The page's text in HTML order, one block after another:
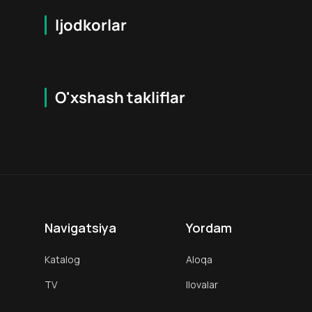
Ijodkorlar
O'xshash takliflar
Navigatsiya
Katalog
TV
Yordam
Aloqa
Ilovalar